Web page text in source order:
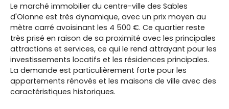
Le marché immobilier du centre-ville des Sables
d'Olonne est très dynamique, avec un prix moyen au
mètre carré avoisinant les 4 500 €. Ce quartier reste
très prisé en raison de sa proximité avec les principales
attractions et services, ce qui le rend attrayant pour les
investissements locatifs et les résidences principales.
La demande est particulièrement forte pour les
appartements rénovés et les maisons de ville avec des
caractéristiques historiques.